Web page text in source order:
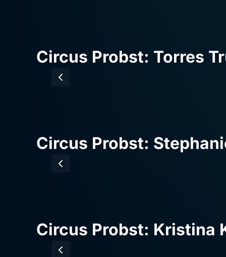
Circus Probst: Torres
Circus Probst:
Circus Probst: Kristina